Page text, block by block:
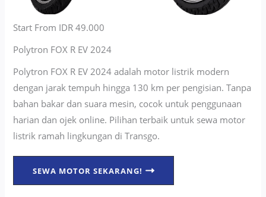
Start From IDR 49.000
Polytron FOX R EV 2024
Polytron FOX R EV 2024 adalah motor listrik modern
dengan jarak tempuh hingga 130 km per pengisian. Tanpa
bahan bakar dan suara mesin, cocok untuk penggunaan
harian dan ojek online. Pilihan terbaik untuk sewa motor
listrik ramah lingkungan di Transgo.
SEWA MOTOR SEKARANG!